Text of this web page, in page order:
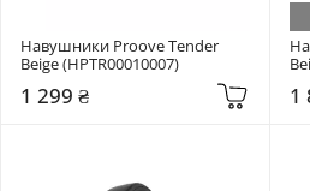
Навушники Proove Tender
Beige (HPTR00010007)
1 299 ₴ 1